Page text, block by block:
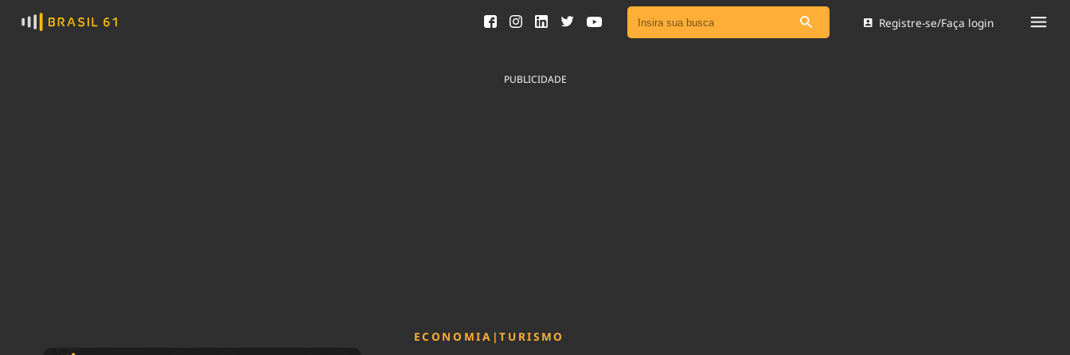
Ver todas as notícias
Registre-se/Faça login
PUBLICIDADE
ECONOMIA |TURISMO